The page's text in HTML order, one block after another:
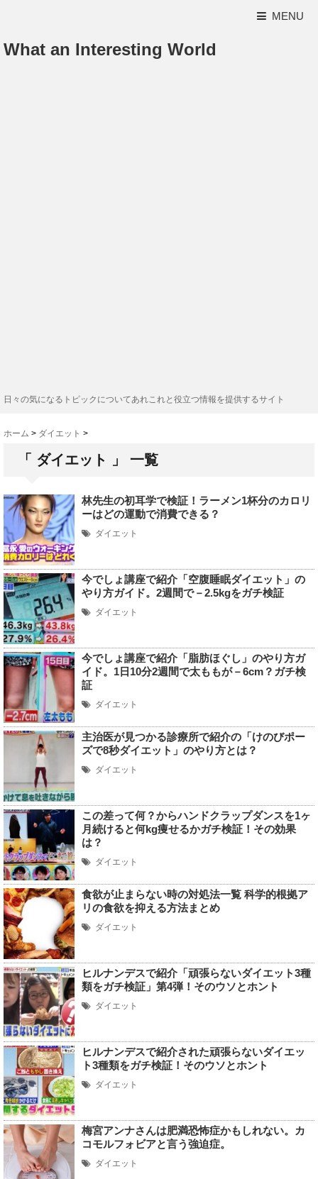
MENU
What an Interesting World
日々の気になるトピックについてあれこれと役立つ情報を提供するサイト
ホーム > ダイエット >
「 ダイエット 」 一覧
林先生の初耳学で検証！ラーメン1杯分のカロリ
ーはどの運動で消費できる？
ダイエット
今でしょ講座で紹介「空腹睡眠ダイエット」の
やり方ガイド。2週間で－2.5kgをガチ検証
ダイエット
今でしょ講座で紹介「脂肪ほぐし」のやり方ガ
イド。1日10分2週間で太ももが－6cm？ガチ検
証
ダイエット
主治医が見つかる診療所で紹介の「けのびポー
ズで8秒ダイエット」のやり方とは？
ダイエット
この差って何？からハンドクラップダンスを1ヶ
月続けると何kg痩せるかガチ検証！その効果
は？
ダイエット
食欲が止まらない時の対処法一覧 科学的根拠ア
リの食欲を抑える方法まとめ
ダイエット
ヒルナンデスで紹介「頑張らないダイエット3種
類をガチ検証」第4弾！そのウソとホント
ダイエット
ヒルナンデスで紹介された頑張らないダイエッ
ト3種類をガチ検証！そのウソとホント
ダイエット
梅宮アンナさんは肥満恐怖症かもしれない。カ
コモルフォビアと言う強迫症。
ダイエット